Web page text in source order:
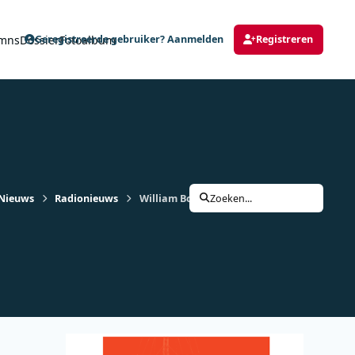
DossierFotoalbum
Geregistreerde gebruiker? Aanmelden Registreren
Radionieuws William Boeva voortaan elke week te gast
Zoeken...